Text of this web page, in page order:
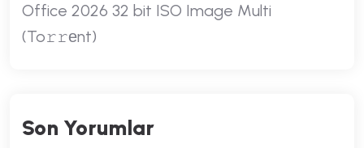
Office 2026 32 bit ISO Image Multi
(To𝚛𝚛еnt)
Son Yorumlar